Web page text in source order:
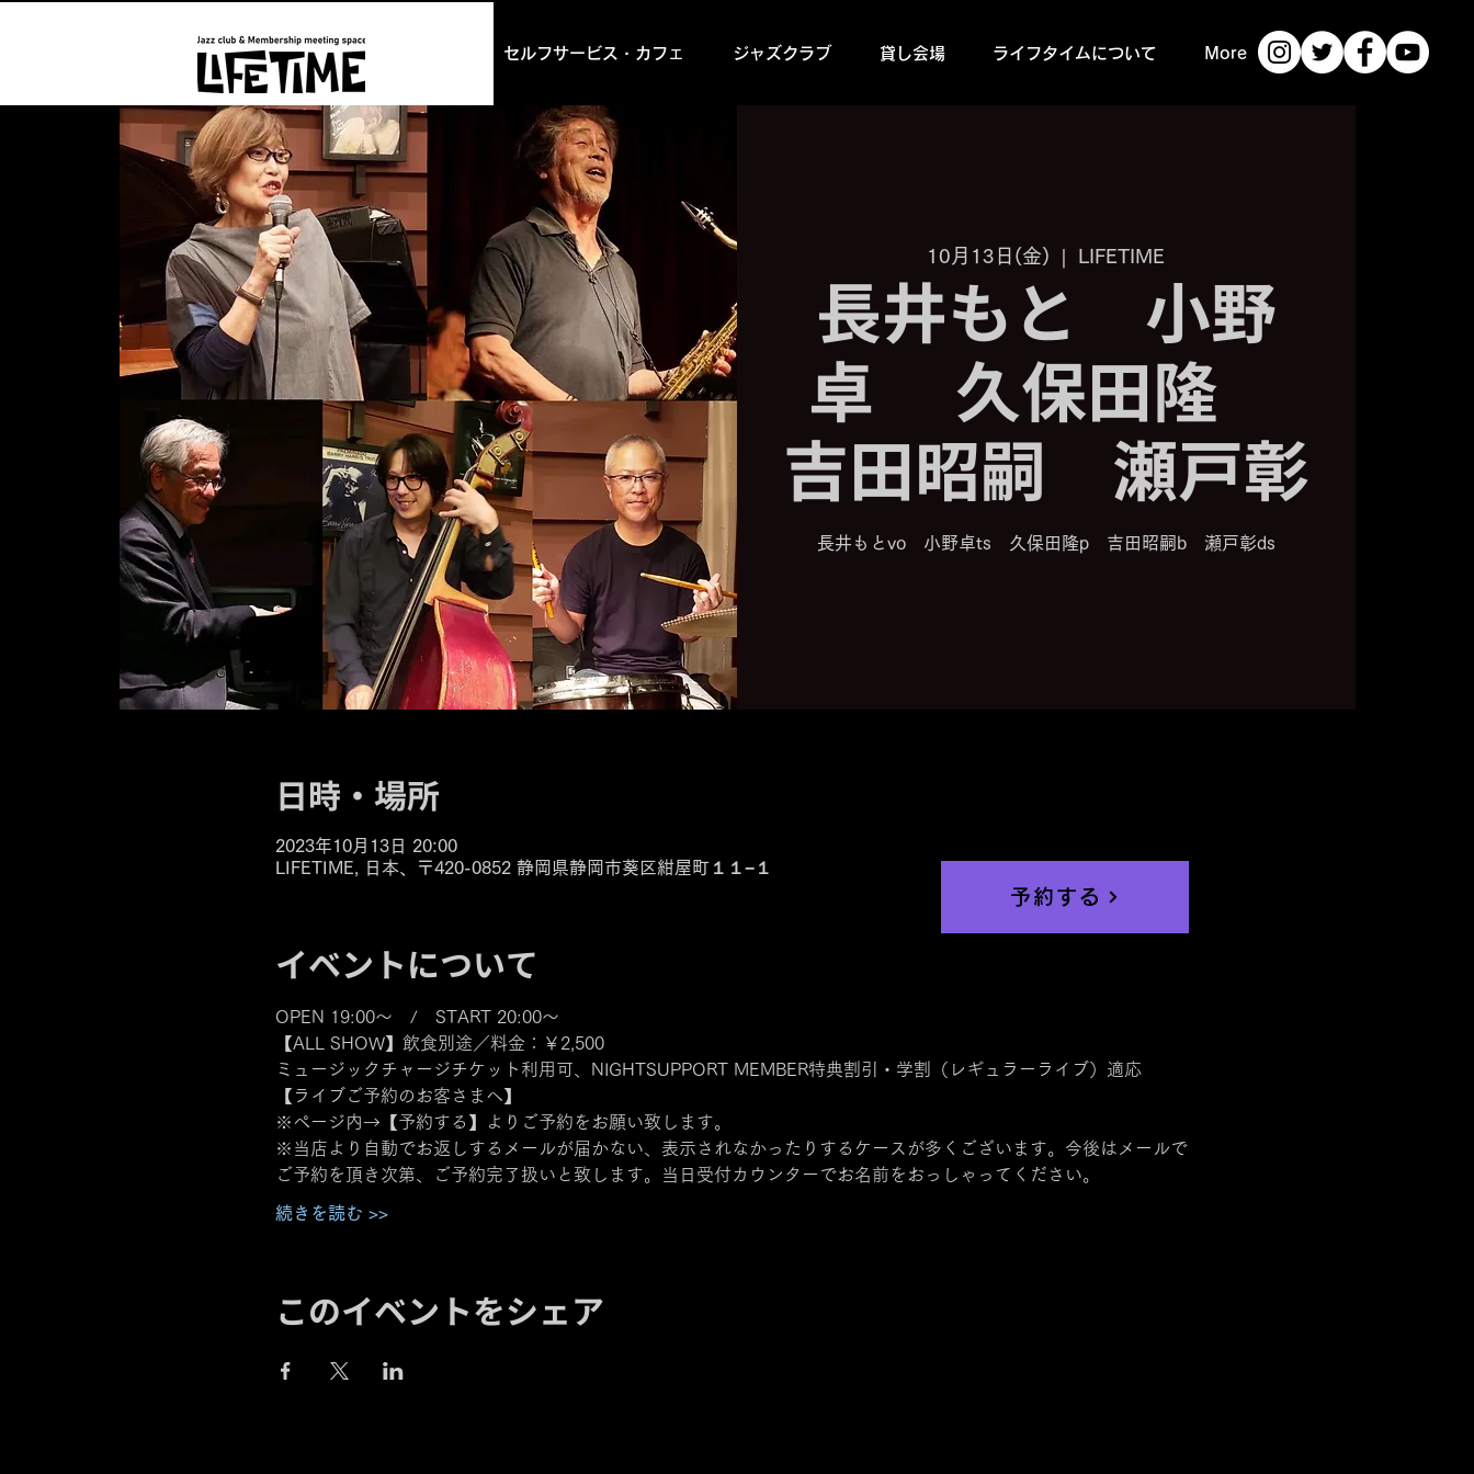
セルフサービス・カフェ ジャズクラブ 貸し会場 ライフタイムについて More
10月13日(金)
  |
LIFETIME
長井もと 小野
卓 久保田隆
吉田昭嗣 瀬戸彰
長井もとvo 小野卓ts 久保田隆p 吉田昭嗣b 瀬戸彰ds
日時・場所
2023年10月13日 20:00
LIFETIME, 日本、〒420-0852 静岡県静岡市葵区紺屋町１１−１
イベントについて
OPEN 19:00～　/　START 20:00～
【ALL SHOW】飲食別途／料金：￥2,500
ミュージックチャージチケット利用可、NIGHTSUPPORT MEMBER特典割引・学割（レギュラーライブ）適応
【ライブご予約のお客さまへ】
※ページ内→【予約する】よりご予約をお願い致します。
※当店より自動でお返しするメールが届かない、表示されなかったりするケースが多くございます。今後はメールで
ご予約を頂き次第、ご予約完了扱いと致します。当日受付カウンターでお名前をおっしゃってください。
続きを読む >>
このイベントをシェア
予約する